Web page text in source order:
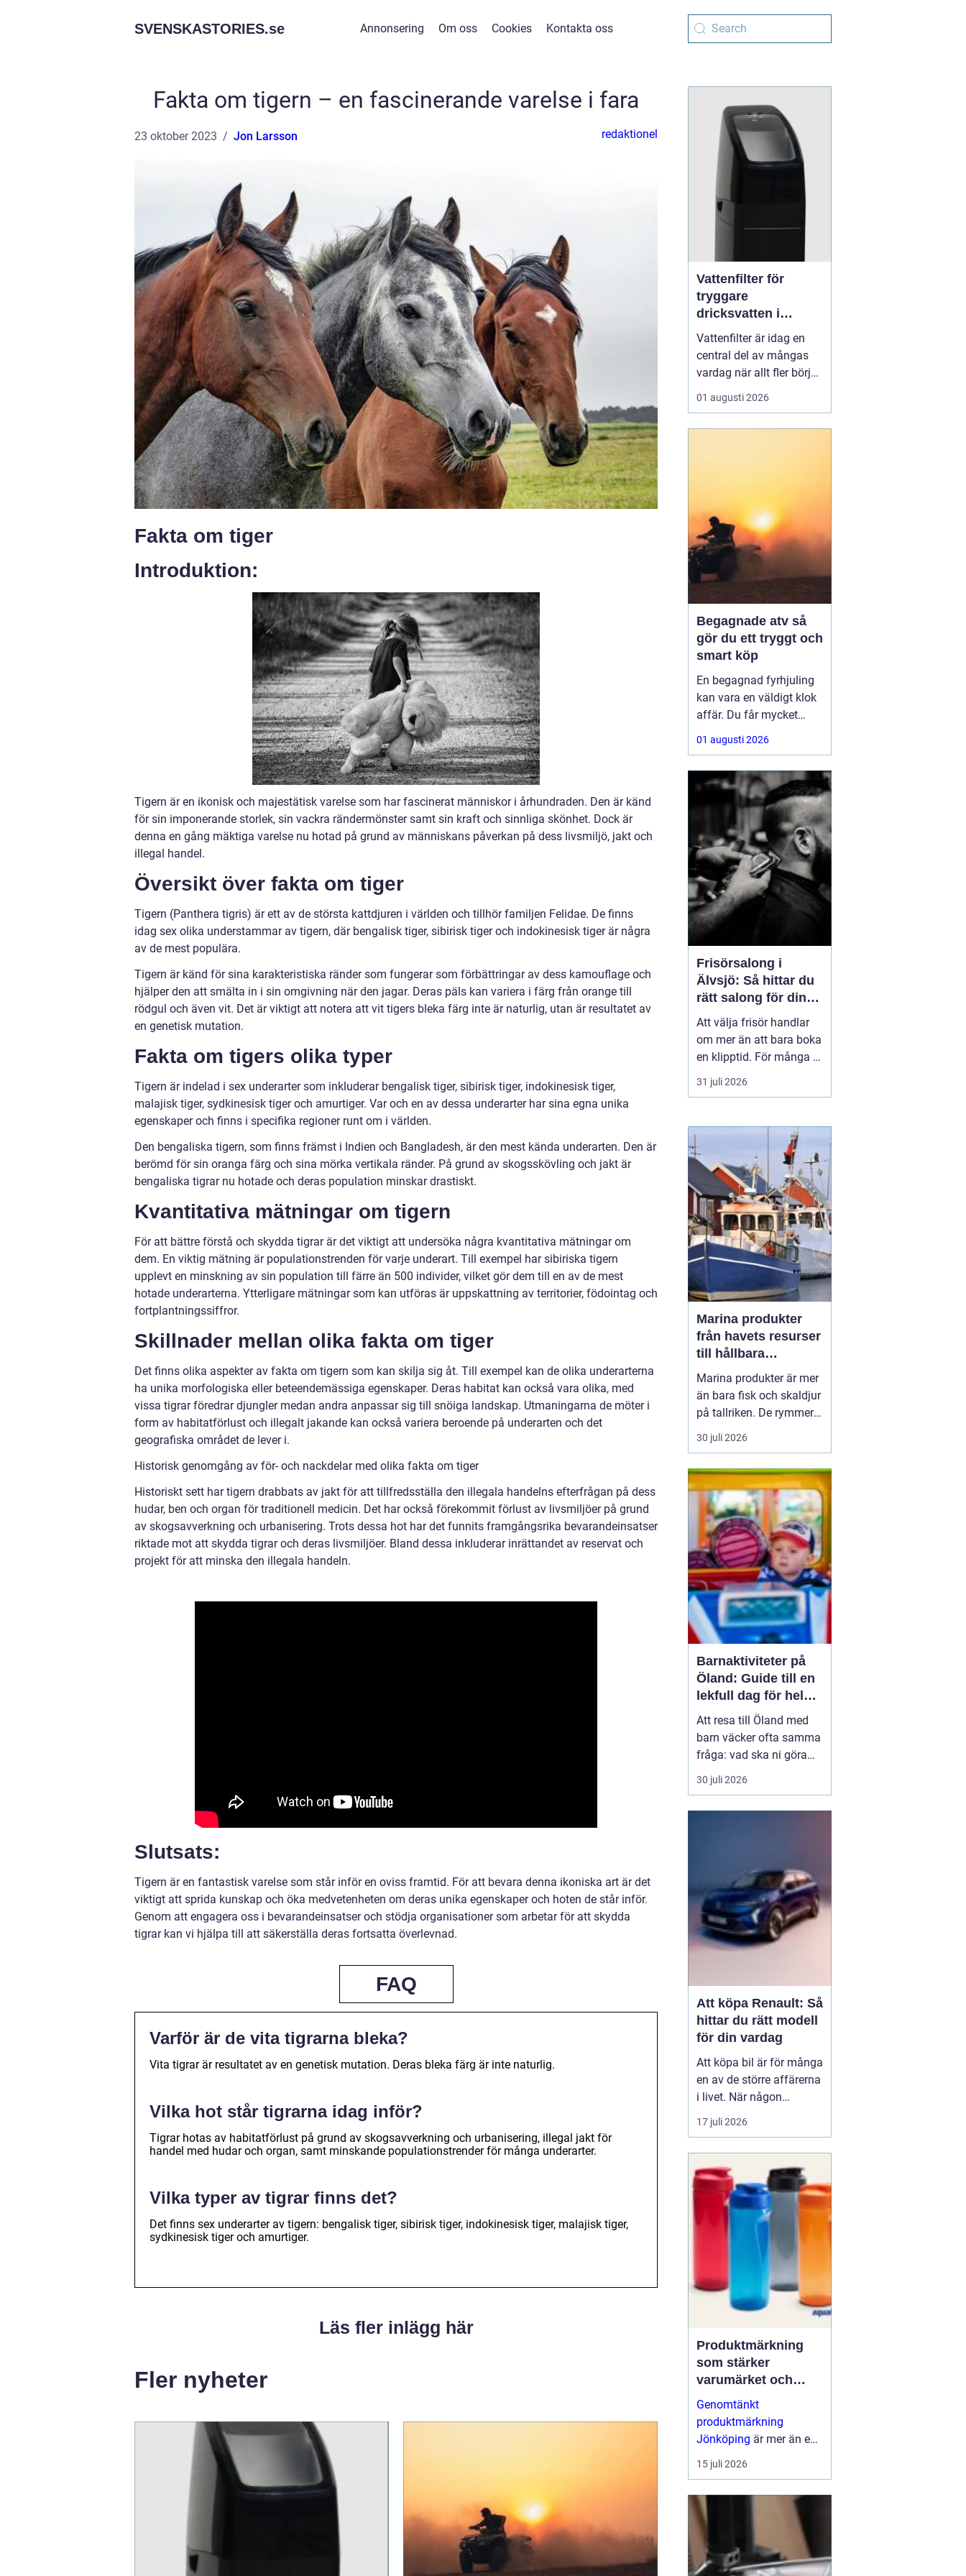
SVENSKASTORIES.se Annonsering Om oss Cookies Kontakta oss
Fakta om tigern – en fascinerande varelse i fara
23 oktober 2023 Jon Larsson redaktionel
Fakta om tiger
Introduktion:
Tigern är en ikonisk och majestätisk varelse som har fascinerat människor i århundraden. Den är känd
för sin imponerande storlek, sin vackra rändermönster samt sin kraft och sinnliga skönhet. Dock är
denna en gång mäktiga varelse nu hotad på grund av människans påverkan på dess livsmiljö, jakt och
illegal handel.
Översikt över fakta om tiger
Tigern (Panthera tigris) är ett av de största kattdjuren i världen och tillhör familjen Felidae. De finns
idag sex olika understammar av tigern, där bengalisk tiger, sibirisk tiger och indokinesisk tiger är några
av de mest populära.
Tigern är känd för sina karakteristiska ränder som fungerar som förbättringar av dess kamouflage och
hjälper den att smälta in i sin omgivning när den jagar. Deras päls kan variera i färg från orange till
rödgul och även vit. Det är viktigt att notera att vit tigers bleka färg inte är naturlig, utan är resultatet av
en genetisk mutation.
Fakta om tigers olika typer
Tigern är indelad i sex underarter som inkluderar bengalisk tiger, sibirisk tiger, indokinesisk tiger,
malajisk tiger, sydkinesisk tiger och amurtiger. Var och en av dessa underarter har sina egna unika
egenskaper och finns i specifika regioner runt om i världen.
Den bengaliska tigern, som finns främst i Indien och Bangladesh, är den mest kända underarten. Den är
berömd för sin oranga färg och sina mörka vertikala ränder. På grund av skogsskövling och jakt är
bengaliska tigrar nu hotade och deras population minskar drastiskt.
Kvantitativa mätningar om tigern
För att bättre förstå och skydda tigrar är det viktigt att undersöka några kvantitativa mätningar om
dem. En viktig mätning är populationstrenden för varje underart. Till exempel har sibiriska tigern
upplevt en minskning av sin population till färre än 500 individer, vilket gör dem till en av de mest
hotade underarterna. Ytterligare mätningar som kan utföras är uppskattning av territorier, födointag och
fortplantningssiffror.
Skillnader mellan olika fakta om tiger
Det finns olika aspekter av fakta om tigern som kan skilja sig åt. Till exempel kan de olika underarterna
ha unika morfologiska eller beteendemässiga egenskaper. Deras habitat kan också vara olika, med
vissa tigrar föredrar djungler medan andra anpassar sig till snöiga landskap. Utmaningarna de möter i
form av habitatförlust och illegalt jakande kan också variera beroende på underarten och det
geografiska området de lever i.
Historisk genomgång av för- och nackdelar med olika fakta om tiger
Historiskt sett har tigern drabbats av jakt för att tillfredsställa den illegala handelns efterfrågan på dess
hudar, ben och organ för traditionell medicin. Det har också förekommit förlust av livsmiljöer på grund
av skogsavverkning och urbanisering. Trots dessa hot har det funnits framgångsrika bevarandeinsatser
riktade mot att skydda tigrar och deras livsmiljöer. Bland dessa inkluderar inrättandet av reservat och
projekt för att minska den illegala handeln.
Slutsats:
Tigern är en fantastisk varelse som står inför en oviss framtid. För att bevara denna ikoniska art är det
viktigt att sprida kunskap och öka medvetenheten om deras unika egenskaper och hoten de står inför.
Genom att engagera oss i bevarandeinsatser och stödja organisationer som arbetar för att skydda
tigrar kan vi hjälpa till att säkerställa deras fortsatta överlevnad.
FAQ
Varför är de vita tigrarna bleka?
Vita tigrar är resultatet av en genetisk mutation. Deras bleka färg är inte naturlig.
Vilka hot står tigrarna idag inför?
Tigrar hotas av habitatförlust på grund av skogsavverkning och urbanisering, illegal jakt för
handel med hudar och organ, samt minskande populationstrender för många underarter.
Vilka typer av tigrar finns det?
Det finns sex underarter av tigern: bengalisk tiger, sibirisk tiger, indokinesisk tiger, malajisk tiger,
sydkinesisk tiger och amurtiger.
Läs fler inlägg här
Fler nyheter
Vattenfilter för
tryggare
dricksvatten i
vardagen
Vattenfilter är idag en
central del av mångas
vardag när allt fler börjar
fundera på kvaliteten på
vattnet som kommer ur
hårt vat...
01 augusti 2026
Begagnade atv så
gör du ett tryggt och
smart köp
En begagnad fyrhjuling
kan vara en väldigt klok
affär. Du får mycket
funktion för pengarna
och slipper den största
ofta kommer direkt när
en maskin är ny.
Samtidigt kräver ett
andrahandsköp mer
eftertanke. Den som vill
köpa
01 augusti 2026
Frisörsalong i
Älvsjö: Så hittar du
rätt salong för din
stil och vardag
Att välja frisör handlar
om mer än att bara boka
en klipptid. För många är
frisörbesöket en paus i
vardagen, en chans att
känna sig mer som sig
själv. I Älvsjö fi...
31 juli 2026
Marina produkter
från havets resurser
till hållbara
upplevelser
Marina produkter är mer
än bara fisk och skaldjur
på tallriken. De rymmer
allt från mat och hälsa
till friluftsliv, kultur och
områden spelar havet en
central roll för både
ekonomi och livskvalitet.
När fler söker sig mot
nat...
30 juli 2026
Barnaktiviteter på
Öland: Guide till en
lekfull dag för hela
familjen
Att resa till Öland med
barn väcker ofta samma
fråga: vad ska ni göra
för att alla ska trivas,
oavsett ålder och
30 juli 2026
Att köpa Renault: Så
hittar du rätt modell
för din vardag
Att köpa bil är för många
en av de större affärerna
i livet. När någon
funderar på att köpa
Renault Skåne
17 juli 2026
Produktmärkning
som stärker
varumärket och
förenklar vardagen
Genomtänkt
produktmärkning
Jönköping är mer än en
etikett på en produkt.
Den guidar användaren,
15 juli 2026